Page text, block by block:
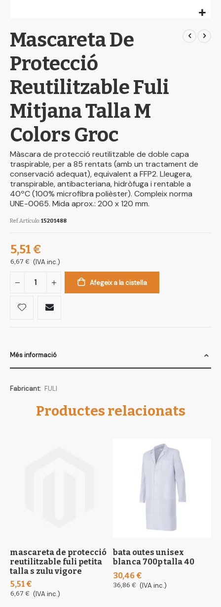
to
the
of
images
gallery
Mascareta De
Protecció
Reutilitzable Fuli
Mitjana Talla M
Colors Groc
Màscara de protecció reutilitzable de doble capa
traspirable, per a 85 rentats (amb un tractament de
conservació adequat), equivalent a FFP2. Lleugera,
transpirable, antibacteriana, hidròfuga i rentable a
40ºC (100% microfibra polièster). Compleix norma
UNE-0065. Mida aprox.: 200 x 120 mm.
Ref.Artículo 15201488
5,51 €
6,67 € (IVA inc.)
Afegeix a la cistella
Més informació
Més
FULI
Productes relacionats
mascareta de protecció
reutilitzable fuli petita
talla s zulu vigore
5,51 €
6,67 € (IVA inc.)
bata outes unisex
blanca 700p talla 40
30,46 €
36,86 € (IVA inc.)